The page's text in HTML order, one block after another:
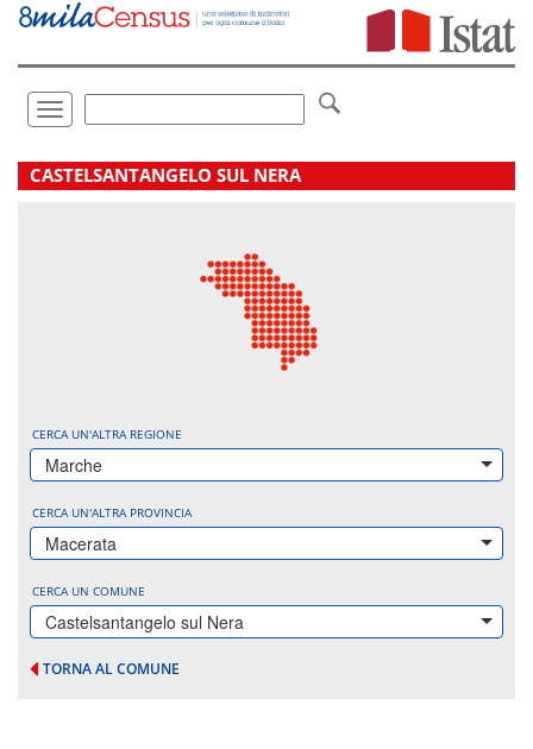
Vai
direttamente
Toggle
navigation
.
CASTELSANTANGELO SUL NERA
CERCA UN'ALTRA REGIONE
Marche
CERCA UN'ALTRA PROVINCIA
Macerata
CERCA UN COMUNE
Castelsantangelo sul Nera
TORNA AL COMUNE